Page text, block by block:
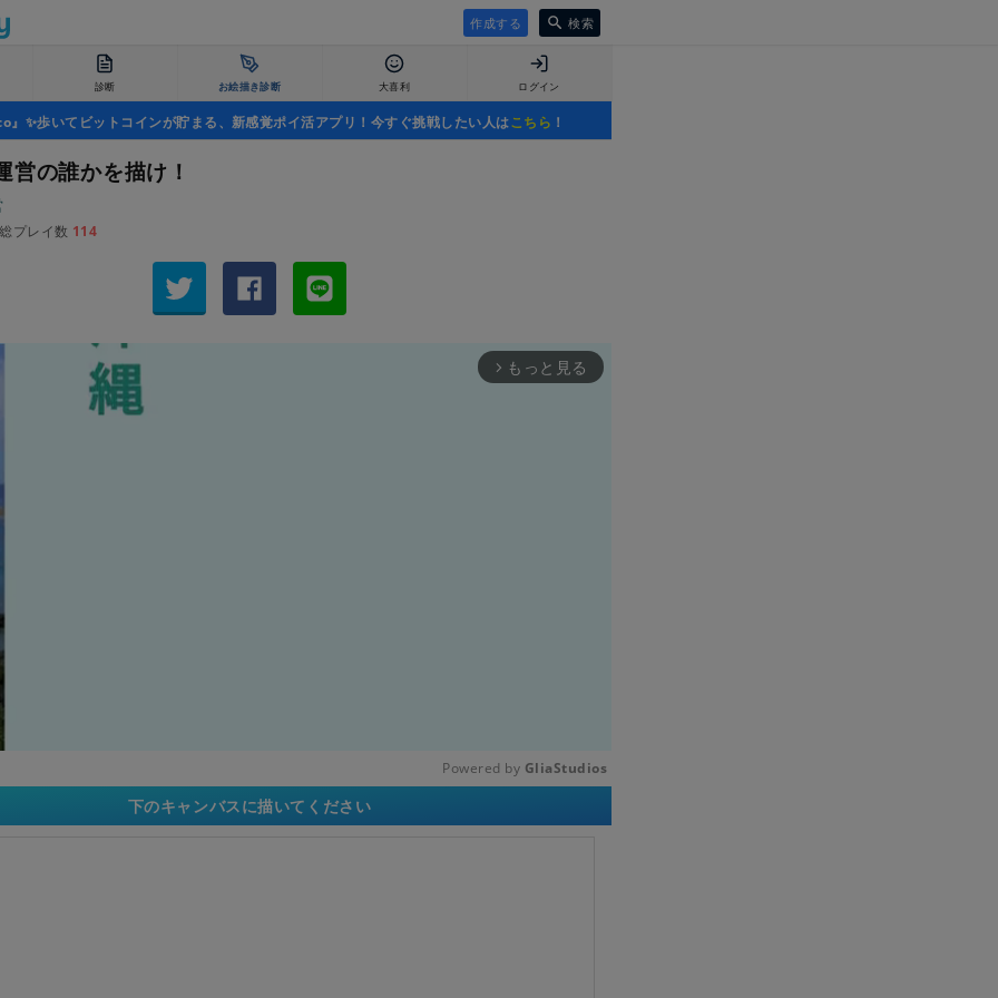
作成する 検索
診断 お絵描き診断 大喜利 ログイン
』✨歩いてビットコインが貯まる、新感覚ポイ活アプリ！今すぐ挑戦したい人はこちら ！
営の誰かを描け！
総プレイ数 114
arrow_forward_ios もっと見る
Mute
Powered by GliaStudios
下のキャンバスに描いてください